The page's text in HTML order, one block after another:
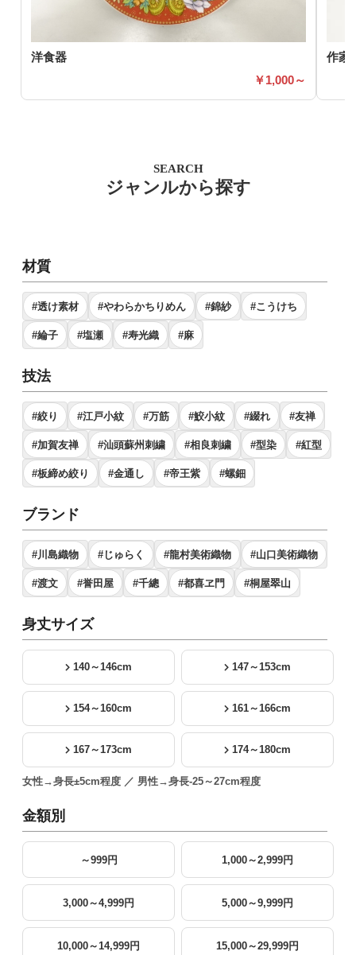
洋食器
1,000～
作家
SEARCH
ジャンルから探す
材質
#透け素材 #やわらかちりめん #錦紗 #こうけち
#綸子 #塩瀬 #寿光織 #麻
技法
#絞り #江戸小紋 #万筋 #鮫小紋 #綴れ #友禅
#加賀友禅 #汕頭蘇州刺繍 #相良刺繍 #型染 #紅型
#板締め絞り #金通し #帝王紫 #螺鈿
ブランド
#川島織物 #じゅらく #龍村美術織物 #山口美術織物
#渡文 #誉田屋 #千總 #都喜ヱ門 #桐屋翠山
身丈サイズ
140～146cm 147～153cm
154～160cm 161～166cm
167～173cm 174～180cm
女性→身長±5cm程度 ／ 男性→身長-25～27cm程度
金額別
～999円 1,000～2,999円
3,000～4,999円 5,000～9,999円
10,000～14,999円 15,000～29,999円